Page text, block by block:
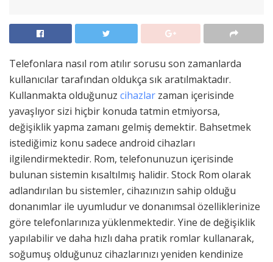
Telefonlara nasıl rom atılır sorusu son zamanlarda
kullanıcılar tarafından oldukça sık aratılmaktadır.
Kullanmakta olduğunuz cihazlar zaman içerisinde
yavaşlıyor sizi hiçbir konuda tatmin etmiyorsa,
değişiklik yapma zamanı gelmiş demektir. Bahsetmek
istediğimiz konu sadece android cihazları
ilgilendirmektedir. Rom, telefonunuzun içerisinde
bulunan sistemin kısaltılmış halidir. Stock Rom olarak
adlandırılan bu sistemler, cihazınızın sahip olduğu
donanımlar ile uyumludur ve donanımsal özelliklerinize
göre telefonlarınıza yüklenmektedir. Yine de değişiklik
yapılabilir ve daha hızlı daha pratik romlar kullanarak,
soğumuş olduğunuz cihazlarınızı yeniden kendinize